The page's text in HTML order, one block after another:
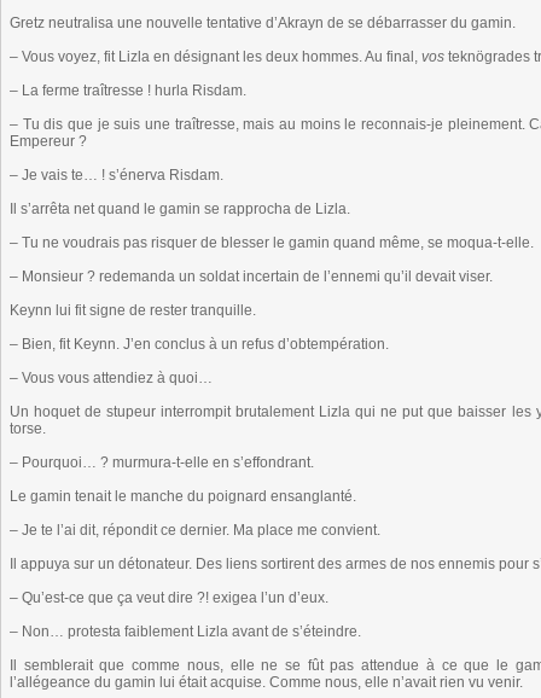
Gretz neutralisa une nouvelle tentative d’Akrayn de se débarrasser du gamin.
– Vous voyez, fit Lizla en désignant les deux hommes. Au final, vos teknögrades
– La ferme traîtresse ! hurla Risdam.
– Tu dis que je suis une traîtresse, mais au moins le reconnais-je pleinement.
Empereur ?
– Je vais te… ! s’énerva Risdam.
Il s’arrêta net quand le gamin se rapprocha de Lizla.
– Tu ne voudrais pas risquer de blesser le gamin quand même, se moqua-t-elle.
– Monsieur ? redemanda un soldat incertain de l’ennemi qu’il devait viser.
Keynn lui fit signe de rester tranquille.
– Bien, fit Keynn. J’en conclus à un refus d’obtempération.
– Vous vous attendiez à quoi…
Un hoquet de stupeur interrompit brutalement Lizla qui ne put que baisser
torse.
– Pourquoi… ? murmura-t-elle en s’effondrant.
Le gamin tenait le manche du poignard ensanglanté.
– Je te l’ai dit, répondit ce dernier. Ma place me convient.
Il appuya sur un détonateur. Des liens sortirent des armes de nos ennemis pour
– Qu’est-ce que ça veut dire ?! exigea l’un d’eux.
– Non… protesta faiblement Lizla avant de s’éteindre.
Il semblerait que comme nous, elle ne se fût pas attendue à ce que le
l’allégeance du gamin lui était acquise. Comme nous, elle n’avait rien vu venir.